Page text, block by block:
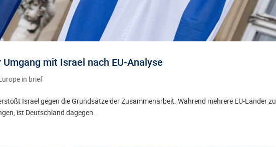
mit Israel nach EU-Analyse
in brief
Israel gegen die Grundsätze der Zusammenarbeit. Während mehrere EU-Länder zu
ist Deutschland dagegen.